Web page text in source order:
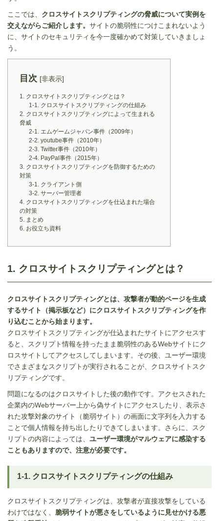
ここでは、 クロスサイトスクリプティングの脅威について実例を
交えながらご紹介します。 サイトの脆弱性につけこまれないよう
に、サイトのセキュリティを今一度確かめて対策していきましょ
う。
目次 [非表示]
1. クロスサイトスクリプティングとは？
1-1. クロスサイトスクリプティングの仕組み
2. クロスサイトスクリプティングによって生まれる
脅威
2-1. エムゲームジャパン事件（2009年）
2-2. youtube事件（2010年）
2-3. Twitter事件（2010年）
2-4. PayPal事件（2015年）
3. クロスサイトスクリプティングを防御するための
対策
3-1. クライアント側
3-2. サーバー管理者
4. クロスサイトスクリプティングを仕込まれた場合
の対策
5. まとめ
6. お役立ち資料
1. クロスサイトスクリプティングとは？
クロスサイトスクリプティングとは、攻撃者が動的ページを生成
するサイト（掲示板など）にクロスサイトスクリプティングを作
り込むことから始まります。
クロスサイトスクリプティングが仕込まれたサイトにアクセスす
ると、スクリプト情報を持ったまま脆弱性のあるWebサイトにク
ロスサイトしてアクセスしてしまいます。その後、ユーザー環境
でさまざまなスクリプトが実行されることが、クロスサイトスク
リプティングです。
問題になるのはクロスサイトした後の動作です。アクセスされた
企業内のWebサーバー上から偽サイトにアクセスしたり、表示さ
れた攻撃対象のサイト（脆弱サイト）の画面に文字列を入力する
ことで個人情報を持ち出したりできてしまいます。さらに、スク
リプトの内容によっては、 ユーザー環境がマルウェアに感染する
こともありますので、注意が必要です。
1-1. クロスサイトスクリプティングの仕組み
クロスサイトスクリプティングは、攻撃者が直接攻撃をしている
わけではなく、 脆弱サイトが悪さをしているように見せかける悪